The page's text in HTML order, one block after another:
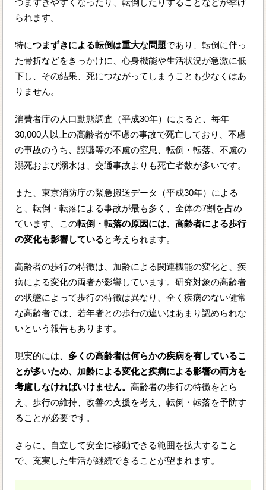
つまずきやすくなったり、転倒したりすることなどが挙げ
られます。
特につまずきによる転倒は重大な問題であり、転倒に伴っ
た骨折などをきっかけに、心身機能や生活状況が急激に低
下し、その結果、死につながってしまうことも少なくはあ
りません。
消費者庁の人口動態調査（平成30年）によると、毎年
30,000人以上の高齢者が不慮の事故で死亡しており、不慮
の事故のうち、誤嚥等の不慮の窒息、転倒・転落、不慮の
溺死および溺水は、交通事故よりも死亡者数が多いです。
また、東京消防庁の緊急搬送データ（平成30年）による
と、転倒・転落による事故が最も多く、全体の7割を占め
ています。この転倒・転落の原因には、高齢者による歩行
の変化も影響していると考えられます。
高齢者の歩行の特徴は、加齢による関連機能の変化と、疾
病による変化の両者が影響しています。研究対象の高齢者
の状態によって歩行の特徴は異なり、全く疾病のない健常
な高齢者では、若年者との歩行の違いはあまり認められな
いという報告もあります。
現実的には、 多くの高齢者は何らかの疾病を有しているこ
とが多いため、加齢による変化と疾病による影響の両方を
考慮しなければいけません。高齢者の歩行の特徴をとら
え、歩行の維持、改善の支援を考え、転倒・転落を予防す
ることが必要です。
さらに、自立して安全に移動できる範囲を拡大すること
で、充実した生活が継続できることが望まれます。